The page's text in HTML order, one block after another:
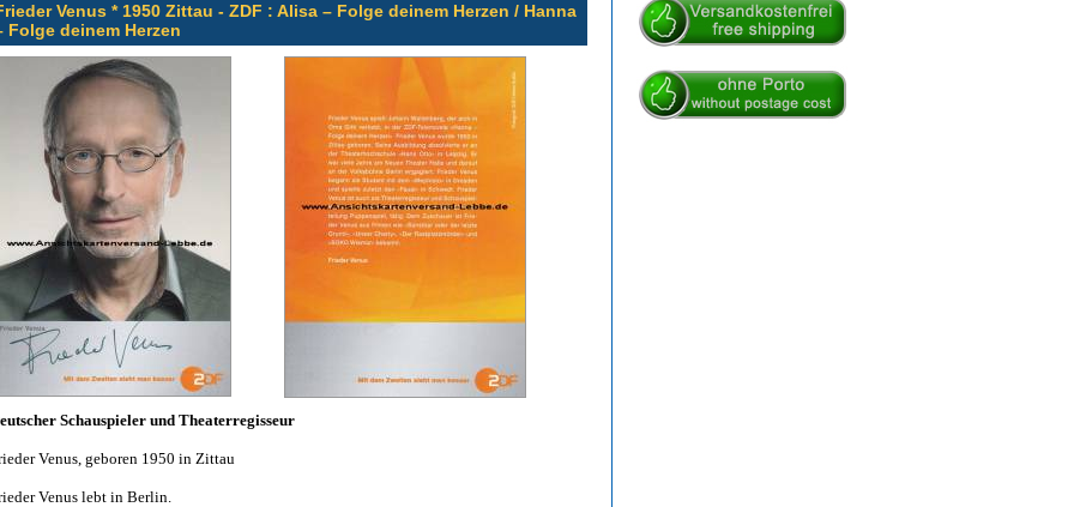
Venus * 1950 Zittau - ZDF : Alisa – Folge deinem Herzen / Hanna
Folge deinem Herzen
Schauspieler und Theaterregisseur
Venus, geboren 1950 in Zittau
Venus lebt in Berlin.